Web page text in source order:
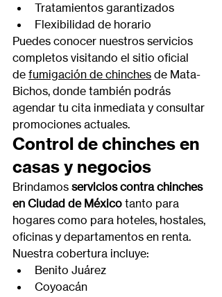
Tratamientos garantizados
Flexibilidad de horario
Puedes conocer nuestros servicios
completos visitando el sitio oficial
de fumigación de chinches de Mata-
Bichos, donde también podrás
agendar tu cita inmediata y consultar
promociones actuales.
Control de chinches en
casas y negocios
Brindamos servicios contra chinches
en Ciudad de México tanto para
hogares como para hoteles, hostales,
oficinas y departamentos en renta.
Nuestra cobertura incluye:
Benito Juárez
Coyoacán